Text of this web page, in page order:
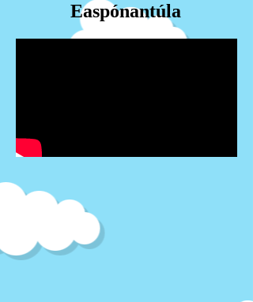
Easpónantúla